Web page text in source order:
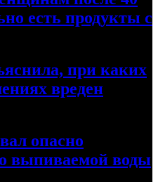
есть продукты с
при каких
вреден
опасно
выпиваемой воды